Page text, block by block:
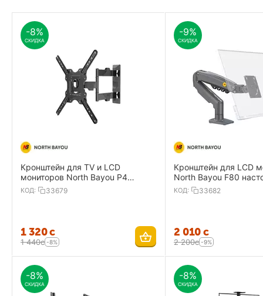
-8%
СКИДКА
Кронштейн для TV и LCD
мониторов North Bayou P4
настенный наклонно-поворотный
32"-55"
КОД: 33679
1 320с
1 440с -8%
-9%
СКИДКА
Кронштейн для LCD
North Bayou F80
наклонно-поворотный
КОД: 33682
2 010с
2 200с -9%
-8%
СКИДКА
-8%
СКИДКА